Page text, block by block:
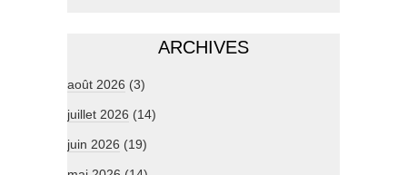
ARCHIVES
août 2026 (3)
juillet 2026 (14)
juin 2026 (19)